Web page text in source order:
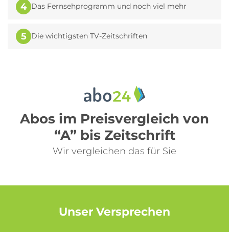
4 Das Fernsehprogramm und noch viel mehr
5 Die wichtigsten TV-Zeitschriften
Abos im Preisvergleich von
“A” bis Zeitschrift
Wir vergleichen das für Sie
Unser Versprechen